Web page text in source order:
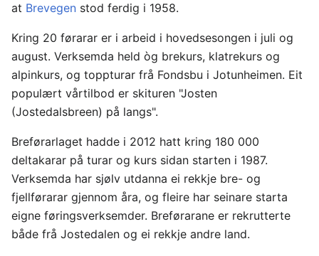
at Brevegen stod ferdig i 1958.
Kring 20 førarar er i arbeid i hovedsesongen i juli og
august. Verksemda held òg brekurs, klatrekurs og
alpinkurs, og toppturar frå Fondsbu i Jotunheimen. Eit
populært vårtilbod er skituren "Josten
(Jostedalsbreen) på langs".
Breførarlaget hadde i 2012 hatt kring 180 000
deltakarar på turar og kurs sidan starten i 1987.
Verksemda har sjølv utdanna ei rekkje bre- og
fjellførarar gjennom åra, og fleire har seinare starta
eigne føringsverksemder. Breførarane er rekrutterte
både frå Jostedalen og ei rekkje andre land.